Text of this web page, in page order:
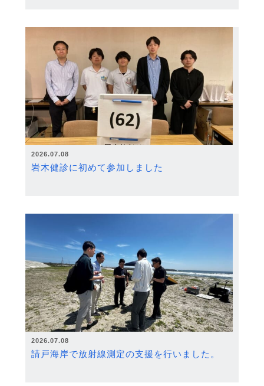
2026.07.08
岩木健診に初めて参加しました
2026.07.08
請戸海岸で放射線測定の支援を行いました。